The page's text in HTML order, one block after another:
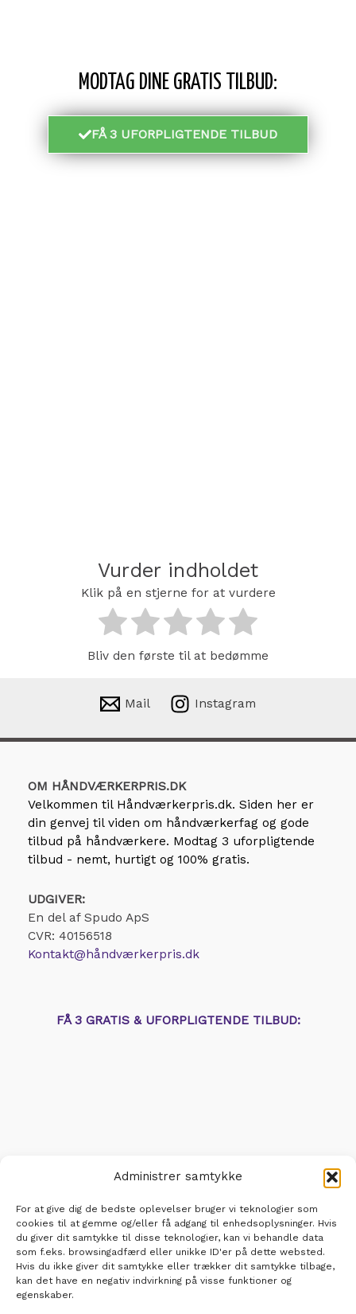
Administrer samtykke
For at give dig de bedste oplevelser bruger vi teknologier som
cookies til at gemme og/eller få adgang til enhedsoplysninger. Hvis
du giver dit samtykke til disse teknologier, kan vi behandle data
som f.eks. browsingadfærd eller unikke ID'er på dette websted.
Hvis du ikke giver dit samtykke eller trækker dit samtykke tilbage,
kan det have en negativ indvirkning på visse funktioner og
egenskaber.
MODTAG DINE GRATIS TILBUD:
FÅ 3 UFORPLIGTENDE TILBUD
Vurder indholdet
Klik på en stjerne for at vurdere
Bliv den første til at bedømme
Mail Instagram
OM HÅNDVÆRKERPRIS.DK
Velkommen til Håndværkerpris.dk. Siden her er
din genvej til viden om håndværkerfag og gode
tilbud på håndværkere. Modtag 3 uforpligtende
tilbud - nemt, hurtigt og 100% gratis.
UDGIVER:
En del af Spudo ApS
CVR: 40156518
Kontakt@håndværkerpris.dk
FÅ 3 GRATIS & UFORPLIGTENDE TILBUD:
Om Håndværkerpris